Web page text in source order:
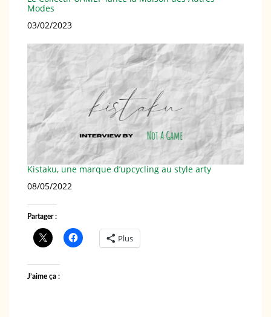
Modes
Date
03/02/2023
Kistaku, une marque d’upcycling au style arty
Date
08/05/2022
Partager :
Plus
J’aime ça :